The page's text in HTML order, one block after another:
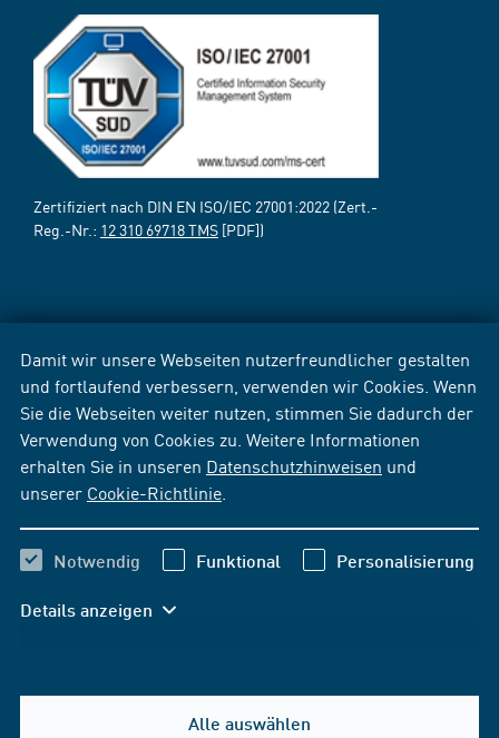
Damit wir unsere Webseiten nutzerfreundlicher gestalten
und fortlaufend verbessern, verwenden wir Cookies. Wenn
Sie die Webseiten weiter nutzen, stimmen Sie dadurch der
Verwendung von Cookies zu. Weitere Informationen
erhalten Sie in unseren Datenschutzhinweisen und
unserer Cookie-Richtlinie
Notwendig Funktional Personalisierung
Details anzeigen
Alle auswählen
Zertifiziert nach DIN EN ISO/IEC 27001:2022 (Zert.-
Reg.-Nr.: 12 310 69718 TMS [PDF])